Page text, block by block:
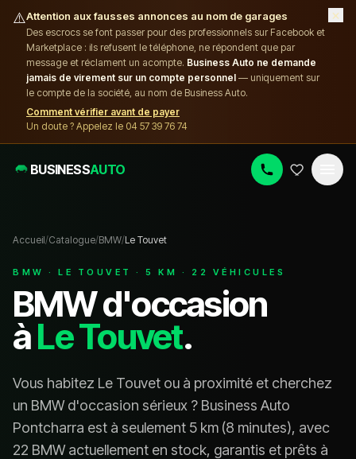
⚠️Attention aux fausses annonces au nom de garages
Des escrocs se font passer pour des professionnels sur Facebook et
Marketplace : ils refusent le téléphone, ne répondent que par
message et réclament un acompte. Business Auto ne demande
jamais de virement sur un compte personnel — uniquement sur
le compte de la société, au nom de Business Auto.
Comment vérifier avant de payer
Un doute ? Appelez le 04 57 39 76 74
×
BUSINESSAUTO
Accueil/Catalogue/BMW/Le Touvet
BMW ·LE TOUVET ·5 KM · 22 VÉHICULE S
BMWd'occasion
àLe Touvet.
Vous habitez Le Touvet ou à proximité et cherchez
un BMWd'occasion sérieux ? Business Auto
Pontcharra est à seulement 5 km (8 minutes), avec
22 BMWactuellement en stock, garantis et prêts à